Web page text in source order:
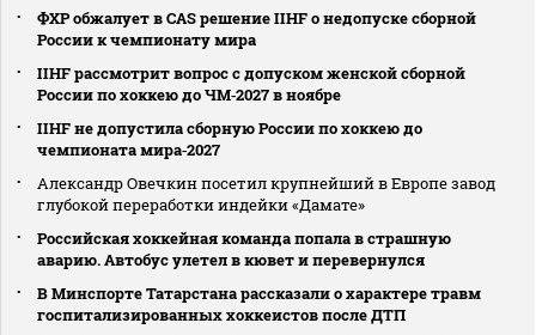
ФХР обжалует в CAS решение IIHF о недопуске сборной
России к чемпионату мира
IIHF рассмотрит вопрос с допуском женской сборной
России по хоккею до ЧМ‑2027 в ноябре
IIHF не допустила сборную России по хоккею до
чемпионата мира‑2027
Александр Овечкин посетил крупнейший в Европе завод
глубокой переработки индейки «Дамате»
Российская хоккейная команда попала в страшную
аварию. Автобус улетел в кювет и перевернулся
В Минспорте Татарстана рассказали о характере травм
госпитализированных хоккеистов после ДТП